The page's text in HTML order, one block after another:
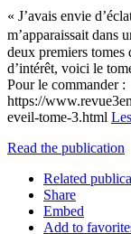
« J’avais envie
m’apparaissait
deux premiers tomes
d’intérêt, voici le
Pour le commander :
https://
eveil-tome-3.html
Read the publication
Related
Share
Embed
Add to